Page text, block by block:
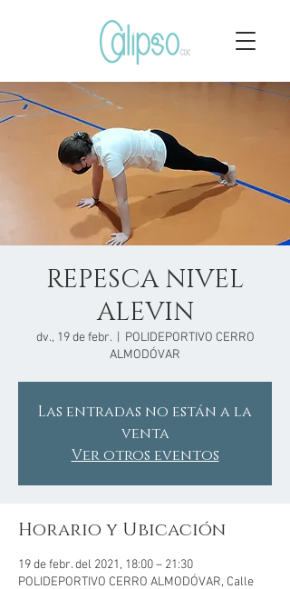
REPESCA NIVEL
ALEVIN
dv., 19 de febr.
  |
POLIDEPORTIVO CERRO
ALMODÓVAR
Las entradas no están a la
venta
Ver otros eventos
Horario y Ubicación
19 de febr. del 2021, 18:00 – 21:30
POLIDEPORTIVO CERRO ALMODÓVAR, Calle